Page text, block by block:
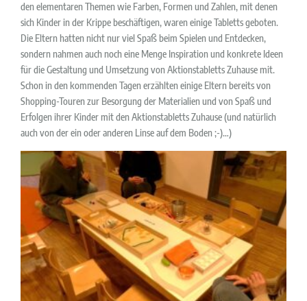
den elementaren Themen wie Farben, Formen und Zahlen, mit denen
sich Kinder in der Krippe beschäftigen, waren einige Tabletts geboten.
Die Eltern hatten nicht nur viel Spaß beim Spielen und Entdecken,
sondern nahmen auch noch eine Menge Inspiration und konkrete Ideen
für die Gestaltung und Umsetzung von Aktionstabletts Zuhause mit.
Schon in den kommenden Tagen erzählten einige Eltern bereits von
Shopping-Touren zur Besorgung der Materialien und von Spaß und
Erfolgen ihrer Kinder mit den Aktionstabletts Zuhause (und natürlich
auch von der ein oder anderen Linse auf dem Boden ;-)…)